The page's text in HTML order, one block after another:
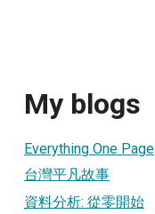
My blogs
Everything One Page
台灣平凡故事
資料分析: 從零開始